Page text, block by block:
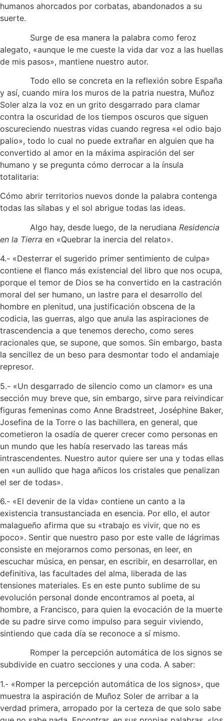
humanos ahorcados por corbatas, abandonados a su
suerte.
Surge de esa manera la palabra como feroz
alegato, «aunque le me cueste la vida dar voz a las huellas
de mis pasos», mantiene nuestro autor.
Todo ello se concreta en la reflexión sobre España
y así, cuando mira los muros de la patria nuestra, Muñoz
Soler alza la voz en un grito desgarrado para clamar
contra la oscuridad de los tiempos oscuros que siguen
oscureciendo nuestras vidas cuando regresa «el odio bajo
palio», todo lo cual no puede extrañar en alguien que ha
convertido al amor en la máxima aspiración del ser
humano y se pregunta cómo derrocar a la ínsula
totalitaria:
Cómo abrir territorios nuevos donde la palabra contenga
todas las sílabas y el sol abrigue todas las ideas.
Algo hay, desde luego, de la nerudiana Residencia
en la Tierra en «Quebrar la inercia del relato».
4.- «Desterrar el sugerido primer sentimiento de culpa»
contiene el flanco más existencial del libro que nos ocupa,
porque el temor de Dios se ha convertido en la castración
moral del ser humano, un lastre para el desarrollo del
hombre en plenitud, una justificación obscena de la
codicia, las guerras, algo que anula las aspiraciones de
trascendencia a que tenemos derecho, como seres
racionales que, se supone, que somos. Sin embargo, basta
la sencillez de un beso para desmontar todo el andamiaje
represor.
5.- «Un desgarrado de silencio como un clamor» es una
sección muy breve que, sin embargo, sirve para reivindicar
figuras femeninas como Anne Bradstreet, Joséphine Baker,
Josefina de la Torre o las bachillera, en general, que
cometieron la osadía de querer crecer como personas en
un mundo que les había reservado las tareas más
intrascendentes. Nuestro autor quiere ser una y todas ellas
en «un aullido que haga añicos los cristales que penalizan
el ser de todas».
6.- «El devenir de la vida» contiene un canto a la
existencia transustanciada en esencia. Por ello, el autor
malagueño afirma que su «trabajo es vivir, que no es
poco». Sentir que nuestro paso por este valle de lágrimas
consiste en mejorarnos como personas, en leer, en
escuchar música, en pensar, en escribir, en desarrollar, en
definitiva, las facultades del alma, liberada de las
tensiones materiales. Es en este punto sublime de su
evolución personal donde encontramos al poeta, al
hombre, a Francisco, para quien la evocación de la muerte
de su padre sirve como impulso para seguir viviendo,
sintiendo que cada día se reconoce a sí mismo.
Romper la percepción automática de los signos se
subdivide en cuatro secciones y una coda. A saber:
1.- «Romper la percepción automática de los signos», que
muestra la aspiración de Muñoz Soler de arribar a la
verdad primera, arropado por la certeza de que solo sabe